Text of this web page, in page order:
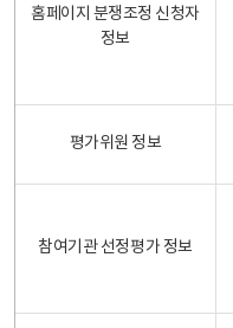
홈페이지 분쟁조정 신청자
정보
평가위원 정보
참여기관 선정평가 정보